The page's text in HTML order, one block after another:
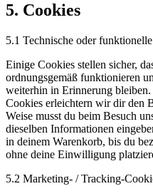
5. Cookies
5.1 Technische oder
Einige Cookies stellen sicher,
ordnungsgemäß funktionieren
weiterhin in Erinnerung
Cookies erleichtern wir dir den
Weise musst du beim Besuch
dieselben Informationen
in deinem Warenkorb, bis du
ohne deine Einwilligung
5.2 Marketing- / Tracking-